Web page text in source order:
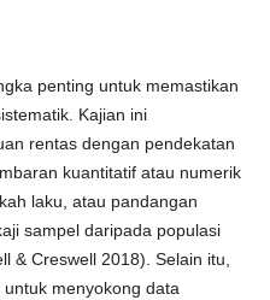
penting untuk memastikan
Kajian ini
rentas dengan pendekatan
kuantitatif atau numerik
laku, atau pandangan
sampel daripada populasi
& Creswell 2018). Selain itu,
menyokong data